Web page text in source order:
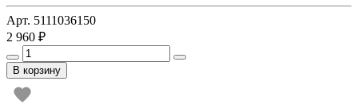
Арт. 5111036150
2 960 ₽
В корзину